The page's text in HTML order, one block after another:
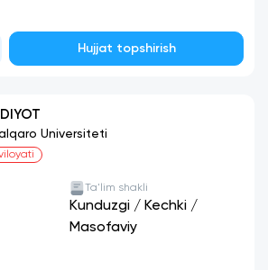
Hujjat topshirish
Universiteti
Ta'lim shakli
Kunduzgi / Kechki /
Masofaviy